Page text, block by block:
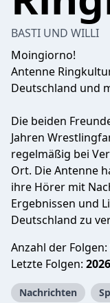
BASTI UND WILLI
Moingiorno!
Antenne
Deutschland und
Die beiden
Jahren
regelmäßig bei
Ort. Die Antenne
ihre Hörer mit
Ergebnissen und
Deutschland zu
Anzahl der Folgen:
Letzte Folgen:
Nachrichten